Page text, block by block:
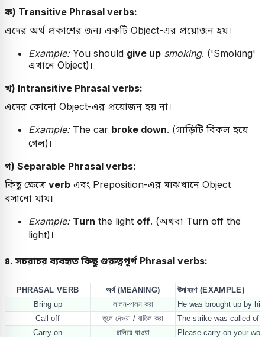
ক) Transitive Phrasal verbs:
এদের অর্থ প্রকাশের জন্য একটি Object-এর প্রয়োজন হয়।
Example:You should give up smoking. ('Smoking'
এখানে Object)।
খ) Intransitive Phrasal verbs:
এদের কোনো Object-এর প্রয়োজন হয় না।
Example:The car broke down. (গাড়িটি বিকল হয়ে
গেল)।
গ) Separable Phrasal verbs:
কিছু ক্ষেত্রে verb এবং Preposition-এর মাঝখানে Object
বসানো যায়।
Example: Turn the light off. (অথবা Turn off the
light)।
৪. সচরাচর ব্যবহৃত কিছু গুরুত্বপূর্ণ Phrasal verbs:
PHRASAL VERB অর্থ (MEANING)
উদাহরণ (EXAMPLE)
Bring up
লালন-পালন করা
He was brought up by
Call off
তুলে নেওয়া / বাতিল করা
The strike was called off.
Carry on
চালিয়ে যাওয়া Please carry on your